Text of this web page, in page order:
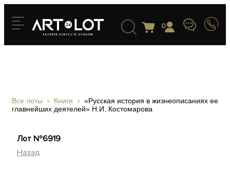
0
Все лоты Книги
«Русская история в жизнеописаниях ее
главнейших деятелей» Н.И. Костомарова
Лот №6919
Назад